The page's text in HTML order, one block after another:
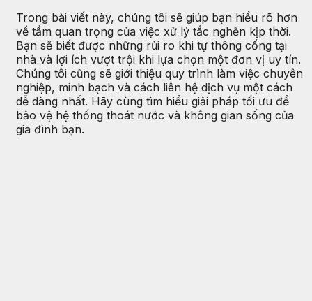
Trong bài viết này, chúng tôi sẽ giúp bạn hiểu rõ hơn
về tầm quan trọng của việc xử lý tắc nghẽn kịp thời.
Bạn sẽ biết được những rủi ro khi tự thông cống tại
nhà và lợi ích vượt trội khi lựa chọn một đơn vị uy tín.
Chúng tôi cũng sẽ giới thiệu quy trình làm việc chuyên
nghiệp, minh bạch và cách liên hệ dịch vụ một cách
dễ dàng nhất. Hãy cùng tìm hiểu giải pháp tối ưu để
bảo vệ hệ thống thoát nước và không gian sống của
gia đình bạn.